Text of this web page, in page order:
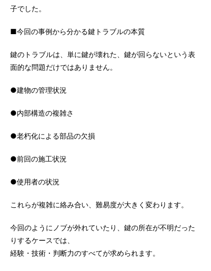
子でした。
■今回の事例から分かる鍵トラブルの本質
鍵のトラブルは、単に鍵が壊れた、鍵が回らないという表
面的な問題だけではありません。
●建物の管理状況
●内部構造の複雑さ
●老朽化による部品の欠損
●前回の施工状況
●使用者の状況
これらが複雑に絡み合い、難易度が大きく変わります。
今回のようにノブが外れていたり、鍵の所在が不明だった
りするケースでは、
経験・技術・判断力のすべてが求められます。